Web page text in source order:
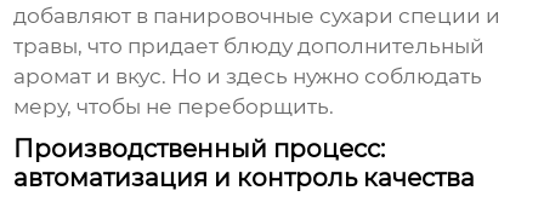
добавляют в панировочные сухари специи и
травы, что придает блюду дополнительный
аромат и вкус. Но и здесь нужно соблюдать
меру, чтобы не переборщить.
Производственный процесс:
автоматизация и контроль качества